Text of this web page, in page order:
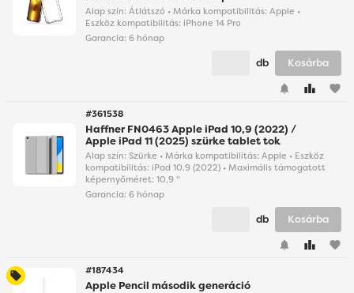
Alap szín: Átlátszó • Márka kompatibilitás: Apple •
Eszköz kompatibilitás: iPhone 14 Pro
Garancia: 6 hónap
favorite
db Kosárba
#361538
Haffner FN0463 Apple iPad 10,9 (2022) /
Apple iPad 11 (2025) szürke tablet tok
Alap szín: Szürke • Márka kompatibilitás: Apple • Eszköz
kompatibilitás: iPad 10.9 (2022) • Maximális támogatott
képernyőméret: 10,9 "
Garancia: 6 hónap
favorite
db Kosárba
#187434
Apple Pencil második generáció